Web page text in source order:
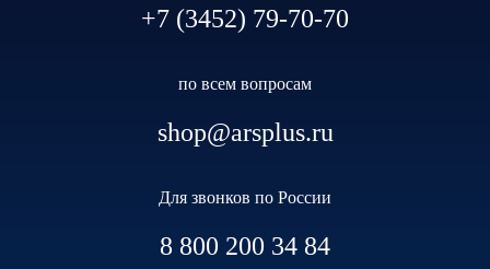
+7 (3452) 79-70-70
по всем вопросам
shop@arsplus.ru
Для звонков по России
8 800 200 34 84